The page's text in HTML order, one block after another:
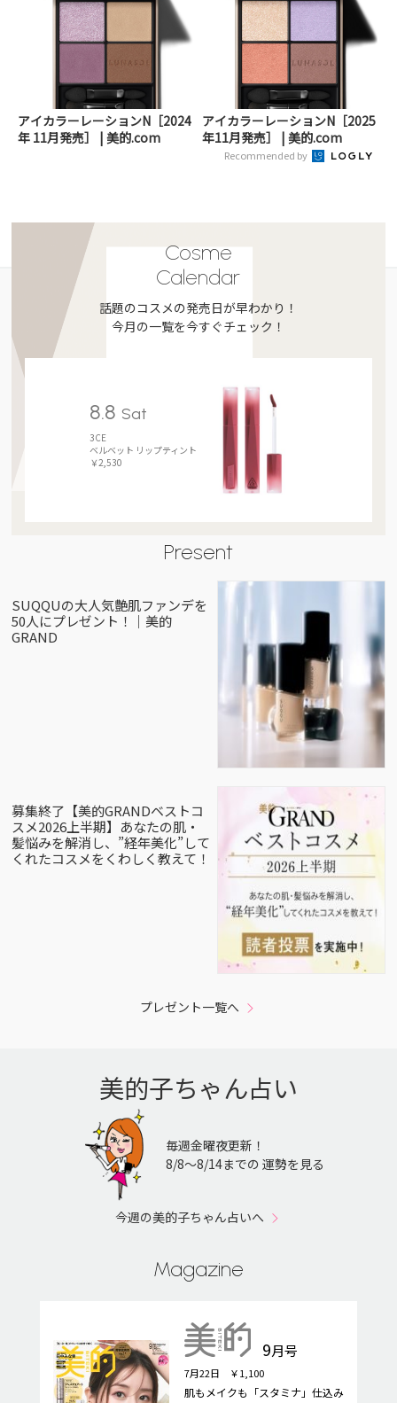
アイカラーレーションN［2024
年 11月発売］ | 美的.com
アイカラーレーションN［2025
年11月発売］ | 美的.com
Recommended by
Cosme
Calendar
話題のコスメの発売日が早わかり！
今月の一覧を今すぐチェック！
8.8 Sat
3CE
ベルベット リップティント
￥2,530
Present
SUQQUの大人気艶肌ファンデを
50人にプレゼント！｜美的
GRAND
募集終了【美的GRANDベストコ
スメ2026上半期】あなたの肌・
髪悩みを解消し、”経年美化”して
くれたコスメをくわしく教えて！
プレゼント一覧へ
美的子ちゃん占い
毎週金曜夜更新！
8/8〜8/14までの 運勢を見る
今週の美的子ちゃん占いへ
Magazine
9月号
7月22日 ￥1,100
肌もメイクも「スタミナ」仕込み